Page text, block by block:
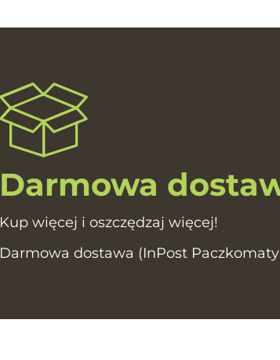
Darmowa
Kup więcej i oszczędzaj więcej!
Darmowa dostawa (InPost Paczkomaty